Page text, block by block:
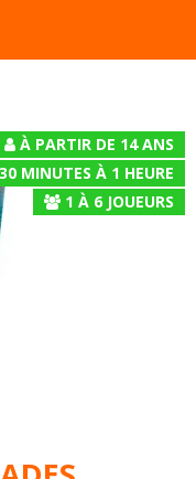
À PARTIR DE 14 ANS
MINUTES À 1 HEURE
1 À 6 JOUEURS